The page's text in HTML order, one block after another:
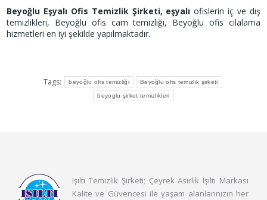
Beyoğlu Eşyalı Ofis Temizlik Şirketi, eşyalıofislerin iç ve dış
temizlikleri, Beyoğlu ofis cam temizliği, Beyoğlu ofis cilalama
hizmetleri en iyi şekilde yapılmaktadır.
Tags: beyoğlu ofis temizliği Beyoğlu ofis temizlik şirketi
beyoglu şirket temizlikleri
Işıltı Temizlik Şirketi; Çeyrek Asırlık Işıltı Markası
Kalite ve Güvencesi ile yaşam alanlarınızın her